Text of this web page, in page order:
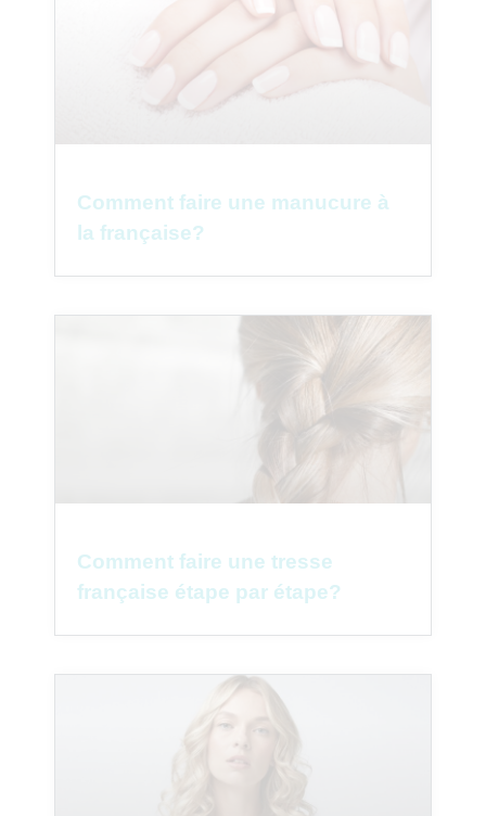
Comment faire une manucure à
la française?
Comment faire une tresse
française étape par étape?